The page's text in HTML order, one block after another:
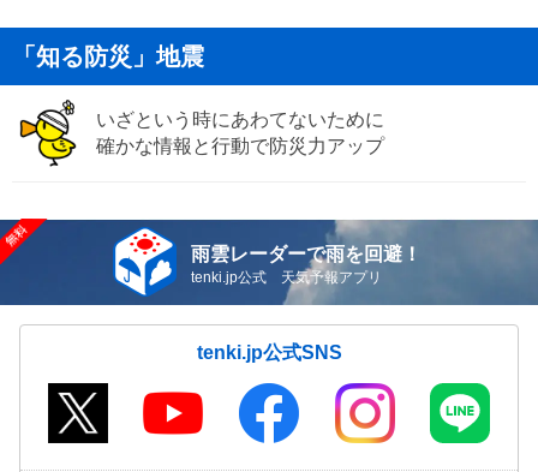
「知る防災」地震
いざという時にあわてないために
確かな情報と行動で防災力アップ
雨雲レーダーで雨を回避！
tenki.jp公式 天気予報アプリ
tenki.jp公式SNS